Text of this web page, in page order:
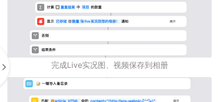
完成Live实况图、视频保存到相册